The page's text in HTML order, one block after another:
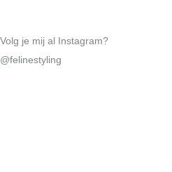
Volg je mij al Instagram?
@felinestyling